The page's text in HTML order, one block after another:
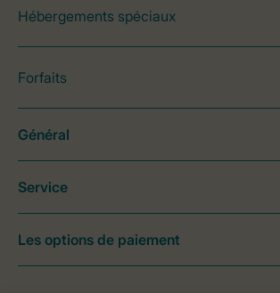
Hébergements spéciaux
Forfaits
Général
Service
Les options de paiement